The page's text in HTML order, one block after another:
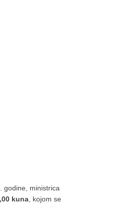
godine, ministrica
kuna , kojom se